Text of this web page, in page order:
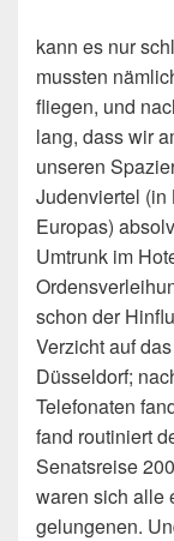
kann es nur
mussten
fliegen, und
lang, dass wir
unseren
Judenviertel (in
Europas)
Umtrunk im
schon der
Verzicht auf
Düsseldorf;
Telefonaten
fand routiniert
Senatsreise
waren sich alle
gelungenen.